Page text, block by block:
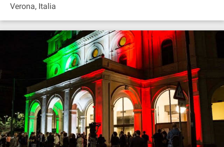
Verona, Italia